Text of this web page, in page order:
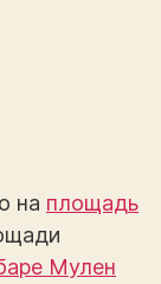
на площадь
Мулен